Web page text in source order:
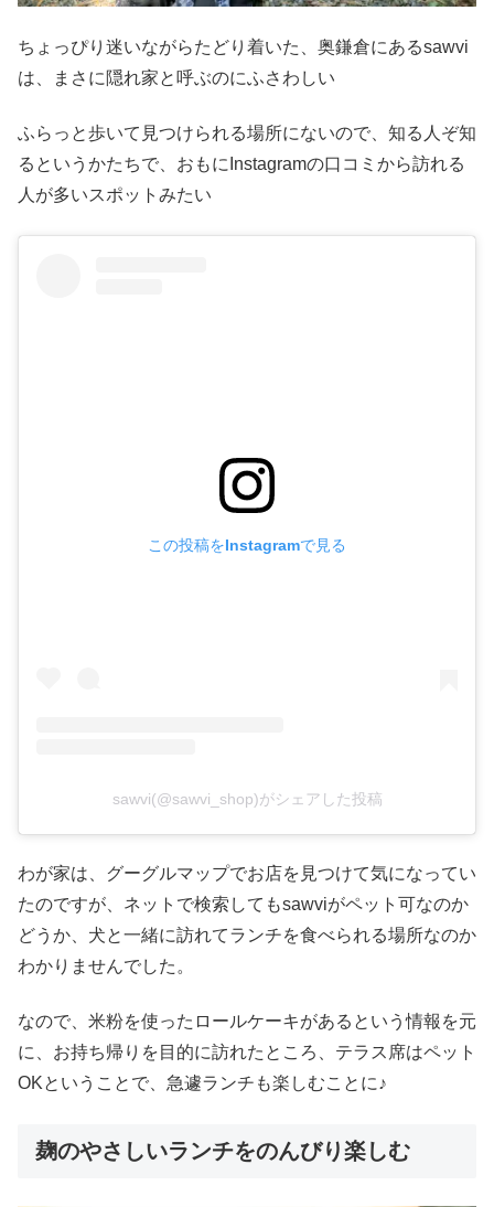
ちょっぴり迷いながらたどり着いた、奥鎌倉にあるsawvi
は、まさに隠れ家と呼ぶのにふさわしい
ふらっと歩いて見つけられる場所にないので、知る人ぞ知
るというかたちで、おもにInstagramの口コミから訪れる
人が多いスポットみたい
この投稿をInstagramで見る
sawvi(@sawvi_shop)がシェアした投稿
わが家は、グーグルマップでお店を見つけて気になってい
たのですが、ネットで検索してもsawviがペット可なのか
どうか、犬と一緒に訪れてランチを食べられる場所なのか
わかりませんでした。
なので、米粉を使ったロールケーキがあるという情報を元
に、お持ち帰りを目的に訪れたところ、テラス席はペット
OKということで、急遽ランチも楽しむことに♪
麹のやさしいランチをのんびり楽しむ